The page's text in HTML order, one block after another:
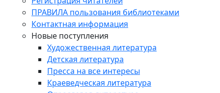
ПРАВИЛА пользования библиотеками
Контактная информация
Новые поступления
Художественная литература
Детская литература
Пресса на все интересы
Краеведческая литература